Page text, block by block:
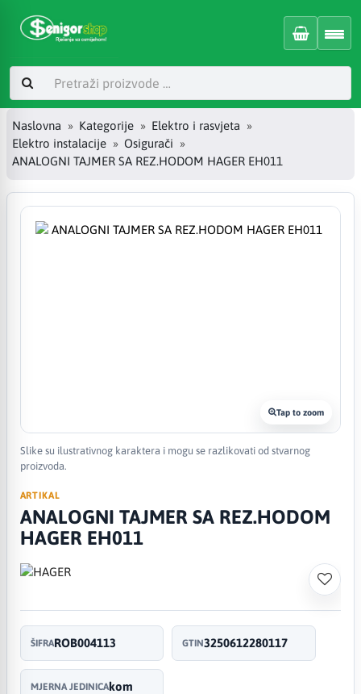
Naslovna Kategorije
Elektro i rasvjeta
Elektro instalacije
Osigurači
ANALOGNI TAJMER SA REZ.HODOM HAGER EH011
Tap to zoom
Slike su ilustrativnog karaktera i mogu se razlikovati od stvarnog
proizvoda.
ARTIKAL
ANALOGNI TAJMER SA REZ.HODOM
HAGER EH011
ŠIFRAROB004113 GTIN3250612280117
MJERNA JEDINICAkom